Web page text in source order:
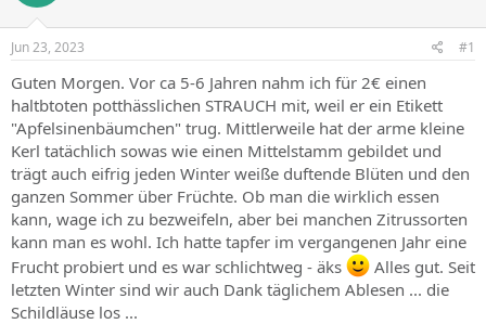
Jun 23, 2023 #1
Guten Morgen. Vor ca 5-6 Jahren nahm ich für 2€ einen
haltbtoten potthässlichen STRAUCH mit, weil er ein Etikett
"Apfelsinenbäumchen" trug. Mittlerweile hat der arme kleine
Kerl tatächlich sowas wie einen Mittelstamm gebildet und
trägt auch eifrig jeden Winter weiße duftende Blüten und den
ganzen Sommer über Früchte. Ob man die wirklich essen
kann, wage ich zu bezweifeln, aber bei manchen Zitrussorten
kann man es wohl. Ich hatte tapfer im vergangenen Jahr eine
Frucht probiert und es war schlichtweg - äks
Alles gut. Seit
letzten Winter sind wir auch Dank täglichem Ablesen ... die
Schildläuse los ...